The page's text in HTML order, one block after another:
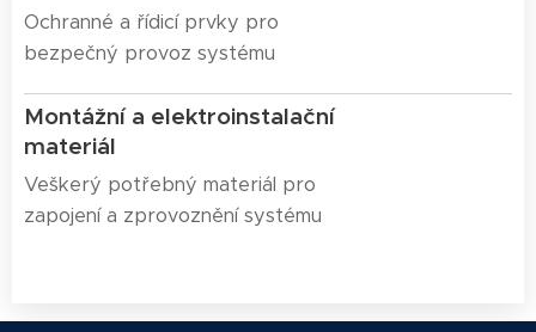
Ochranné a řídicí prvky pro
bezpečný provoz systému
Montážní a elektroinstalační
materiál
Veškerý potřebný materiál pro
zapojení a zprovoznění systému